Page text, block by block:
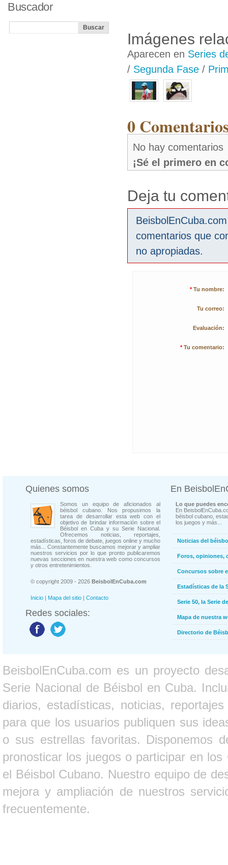
Imágenes
Aparecen en Series
/ Segunda Fase /
0
No hay comentarios
¡Sé el primero en
Deja tu
comentarios que
no apropiadas.
* Tu nombre:
Tu correo:
Evaluación:
* Tu comentario:
Buscador
Quienes somos
Somos un equipo de aficionados al
béisbol cubano. Nos propusimos la
tarea de desarrollar esta web con el
objetivo de brindar información sobre el
Béisbol en Cuba y su Serie Nacional.
Ofrecemos noticias, reportajes,
estadísticas, foros de debate, juegos online y mucho
más... Constantemente buscamos mejorar y ampliar
nuestros servicios por lo que pronto publicaremos
nuevas secciones en nuestra web como concursos
y otros entretenimientos.
© copyright 2009 - 2026 BeisbolEnCuba.com
Inicio | Mapa del sitio | Contacto
Redes sociales:
En
Lo que puedes
En
béisbol cubano,
los juegos y más...
Noticias del
Foros, opiniones,
Concursos sobre
Estadísticas de la
Serie 50, la Serie
Mapa de nuestra
Directorio de
BeisbolEnCuba.com es un proyecto
Serie Nacional de Béisbol en Cuba.
diarios, estadísticas, noticias,
para que los usuarios publiquen sus
o sus estrellas favoritas. Disponemos
pronosticar los juegos o participar en
el Béisbol Cubano. Nuestro equipo de
mejora y ampliación de nuestros
frecuentemente.